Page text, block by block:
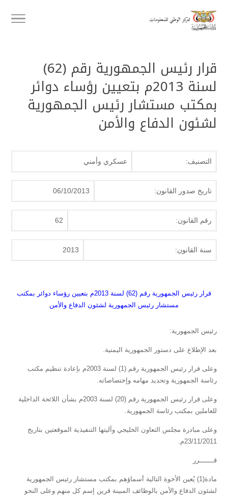
قرار رئيس الجمهورية رقم (62)
لسنة 2013م بتعيين رؤساء دوائر
بمكتب مستشار رئيس الجمهورية
لشئون الدفاع والأمن
التصنيف: عسكري وأمني
تاريخ صدور القانون: 06/10/2013
رقم القانون: 62
سنة القانون: 2013
قرار رئيس الجمهورية رقم (62) لسنة 2013م بتعيين رؤساء دوائر بمكتب
مستشار رئيس الجمهورية لشئون الدفاع والأمن
رئيس الجمهورية:
بعد الإطلاع على دستور الجمهورية اليمنية.
وعلى قرار رئيس الجمهورية رقم (1) لسنة 2003م بإعادة تنظيم مكتب
رئاسة الجمهورية وتحديد مهامه وإختصاصاته.
وعلى قرار رئيس الجمهورية رقم (20) لسنة 2003م بشأن اللائحة الداخلية
للعاملين بمكتب رئاسة الجمهورية.
وعلى مبادرة مجلس التعاون الخليجي وآليتها التنفيذية الموقعتين بتاريخ
23/11/2011م.
قـــــــرر
مادة(1) يُعين الأخوة التالية أسماؤهم بمكتب مستشار رئيس الجمهورية
لشئون الدفاع والأمن بالوظائف المبينة قرين إسم كل منهم وعلى النحو